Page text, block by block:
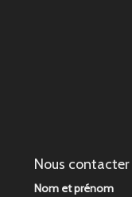
Nous contacter
Nom et prénom